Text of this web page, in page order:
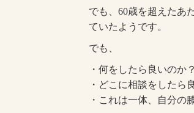
でも、60歳を超えたあ
ていたようです。
でも、
・何をしたら良いのか？
・どこに相談をしたら
・これは一体、自分の